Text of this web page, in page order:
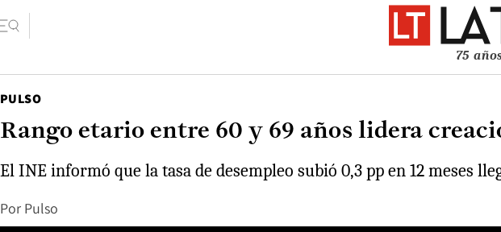
75
PULSO
Rango etario entre 60 y 69 años lidera
El INE informó que la tasa de desempleo subió 0,3 pp en 12 meses
Por Pulso